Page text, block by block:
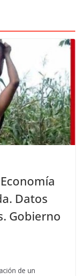
Datos
Gobierno
de un